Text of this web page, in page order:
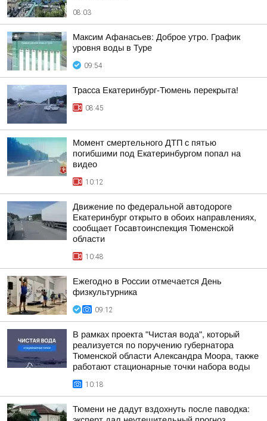
08:03
Максим Афанасьев: Доброе утро. График
уровня воды в Туре
09:54
Трасса Екатеринбург-Тюмень перекрыта!
08:45
Момент смертельного ДТП с пятью
погибшими под Екатеринбургом попал на
видео
10:12
Движение по федеральной автодороге
Екатеринбург открыто в обоих направлениях,
сообщает Госавтоинспекция Тюменской
области
10:48
Ежегодно в России отмечается День
физкультурника
09:12
В рамках проекта "Чистая вода", который
реализуется по поручению губернатора
Тюменской области Александра Моора, также
работают стационарные точки набора воды
10:18
Тюмени не дадут вздохнуть после паводка: